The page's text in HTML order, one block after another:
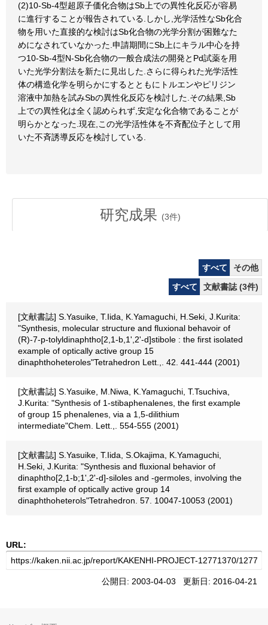
(2)10-Sb-4型超原子価化合物はSb上での異性化反応が容易
に進行することが報告されている.しかし,光学活性なSb化合
物を用いた直接的な検討はSb化合物の光学分割が困難なた
めになされていなかった.申請期間にSb上にキラル中心を持
つ10-Sb-4型N-Sb化合物の一般合成法の開発とPd試薬を用
いた光学分割法を新たに見出した.さらに得られた光学活性
体の構造化学を明らかにするとともにトルエンやピリジン
溶液中加熱を試みSbの異性化反応を検討した.その結果,Sb
上での異性化は全く認められず,安定な化合物であることが
明らかとなった.現在,この光学活性体を不斉配位子として用
いた不斉誘導反応を検討している.
研究成果 (3件)
すべて
その他
すべて
文献書誌 (3件)
[文献書誌] S.Yasuike, T.Iida, K.Yamaguchi, H.Seki, J.Kurita:
"Synthesis, molecular structure and fluxional behavoir of
(R)-7-p-tolyldinaphtho[2,1-b,1',2'-d]stibole : the first isolated
example of optically active group 15
dinaphthoheteroles"Tetrahedron Lett.,. 42. 441-444 (2001)
[文献書誌] S.Yasuike, M.Niwa, K.Yamaguchi, T.Tsuchiva,
J.Kurita: "Synthesis of 1-stibaphenalenes, the first example
of group 15 phenalenes, via a 1,5-dilithium
intermediate"Chem. Lett.,. 554-555 (2001)
[文献書誌] S.Yasuike, T.Iida, S.Okajima, K.Yamaguchi,
H.Seki, J.Kurita: "Synthesis and fluxional behavior of
dinaphtho[2,1-b;1',2'-d]-siloles and -germoles, involving the
first example of optically active group 14
dinaphthoheterols"Tetrahedron. 57. 10047-10053 (2001)
URL:
公開日: 2003-04-03 更新日: 2016-04-21